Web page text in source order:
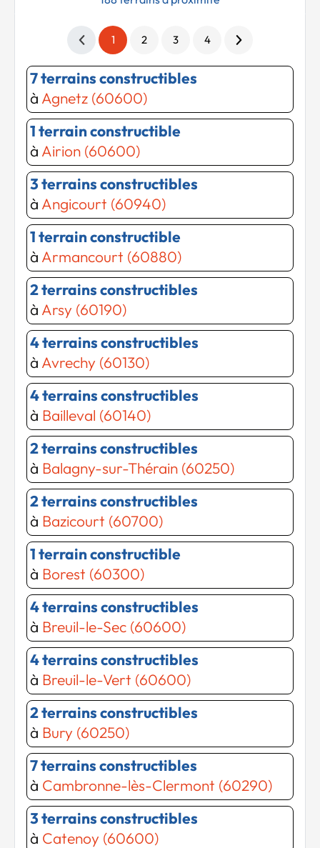
Chargement...
Chargement...
1 2 3 4
7 terrains constructibles
à Agnetz (60600)
1 terrain constructible
à Airion (60600)
3 terrains constructibles
à Angicourt (60940)
1 terrain constructible
à Armancourt (60880)
2 terrains constructibles
à Arsy (60190)
4 terrains constructibles
à Avrechy (60130)
4 terrains constructibles
à Bailleval (60140)
2 terrains constructibles
à Balagny-sur-Thérain (60250)
2 terrains constructibles
à Bazicourt (60700)
1 terrain constructible
à Borest (60300)
4 terrains constructibles
à Breuil-le-Sec (60600)
4 terrains constructibles
à Breuil-le-Vert (60600)
2 terrains constructibles
à Bury (60250)
7 terrains constructibles
à Cambronne-lès-Clermont (60290)
3 terrains constructibles
à Catenoy (60600)